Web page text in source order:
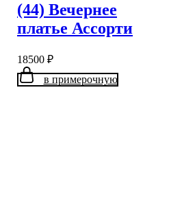
(44) Вечернее
платье Ассорти
18500 ₽
в примерочную